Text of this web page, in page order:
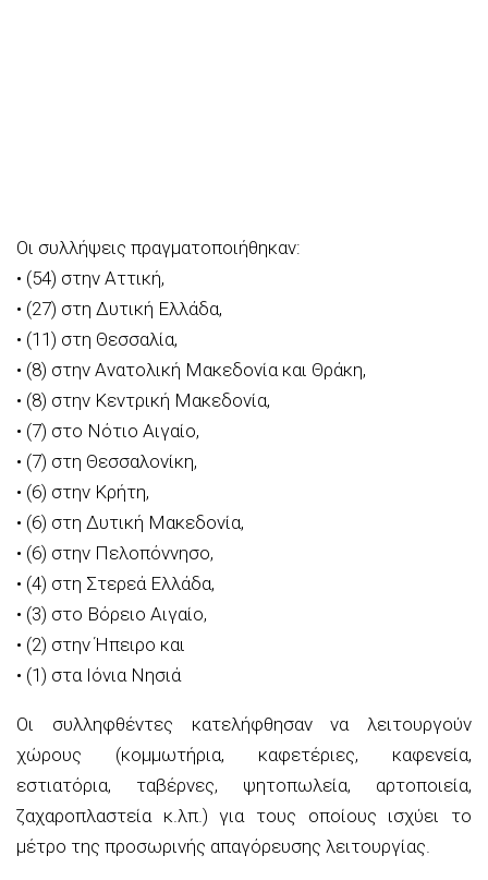
Οι συλλήψεις πραγματοποιήθηκαν:
• (54) στην Αττική,
• (27) στη Δυτική Ελλάδα,
• (11) στη Θεσσαλία,
• (8) στην Ανατολική Μακεδονία και Θράκη,
• (8) στην Κεντρική Μακεδονία,
• (7) στο Νότιο Αιγαίο,
• (7) στη Θεσσαλονίκη,
• (6) στην Κρήτη,
• (6) στη Δυτική Μακεδονία,
• (6) στην Πελοπόννησο,
• (4) στη Στερεά Ελλάδα,
• (3) στο Βόρειο Αιγαίο,
• (2) στην Ήπειρο και
• (1) στα Ιόνια Νησιά
Οι συλληφθέντες κατελήφθησαν να λειτουργούν
χώρους (κομμωτήρια, καφετέριες, καφενεία,
εστιατόρια, ταβέρνες, ψητοπωλεία, αρτοποιεία,
ζαχαροπλαστεία κ.λπ.) για τους οποίους ισχύει το
μέτρο της προσωρινής απαγόρευσης λειτουργίας.